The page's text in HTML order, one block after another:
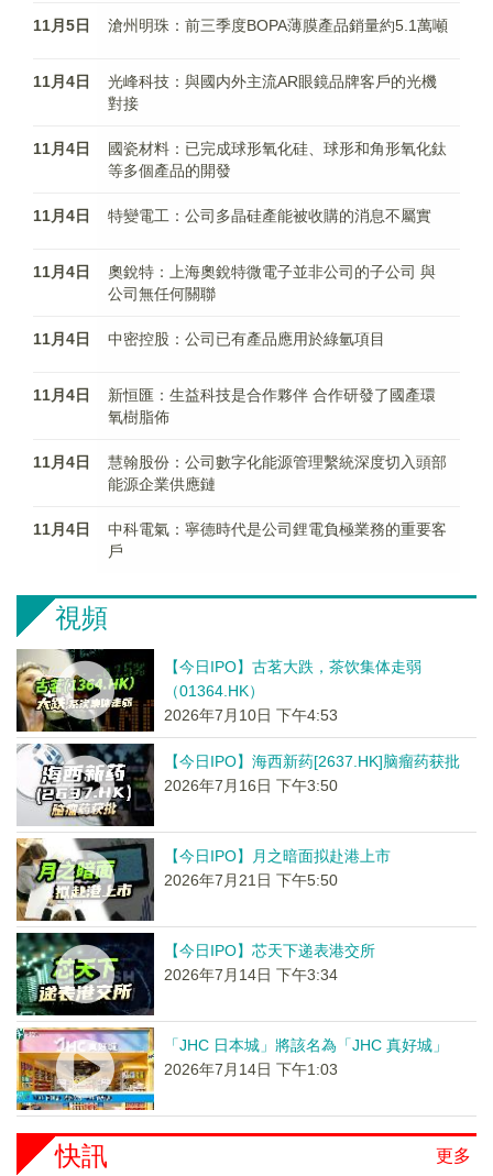
11月5日 滄州明珠：前三季度BOPA薄膜產品銷量約5.1萬噸
11月4日
光峰科技：與國内外主流AR眼鏡品牌客戶的光機
對接
11月4日
國瓷材料：已完成球形氧化硅、球形和角形氧化鈦
等多個產品的開發
11月4日 特變電工：公司多晶硅產能被收購的消息不屬實
11月4日
奧銳特：上海奧銳特微電子並非公司的子公司 與
公司無任何關聯
11月4日 中密控股：公司已有產品應用於綠氫項目
11月4日
新恒匯：生益科技是合作夥伴 合作研發了國產環
氧樹脂佈
11月4日
慧翰股份：公司數字化能源管理繫統深度切入頭部
能源企業供應鏈
11月4日
中科電氣：寧德時代是公司鋰電負極業務的重要客
戶
視頻
【今日IPO】古茗大跌，茶饮集体走弱
（01364.HK）
2026年7月10日 下午4:53
【今日IPO】海西新药[2637.HK]脑瘤药获批
2026年7月16日 下午3:50
【今日IPO】月之暗面拟赴港上市
2026年7月21日 下午5:50
【今日IPO】芯天下递表港交所
2026年7月14日 下午3:34
「JHC 日本城」將該名為「JHC 真好城」
2026年7月14日 下午1:03
更多
快訊